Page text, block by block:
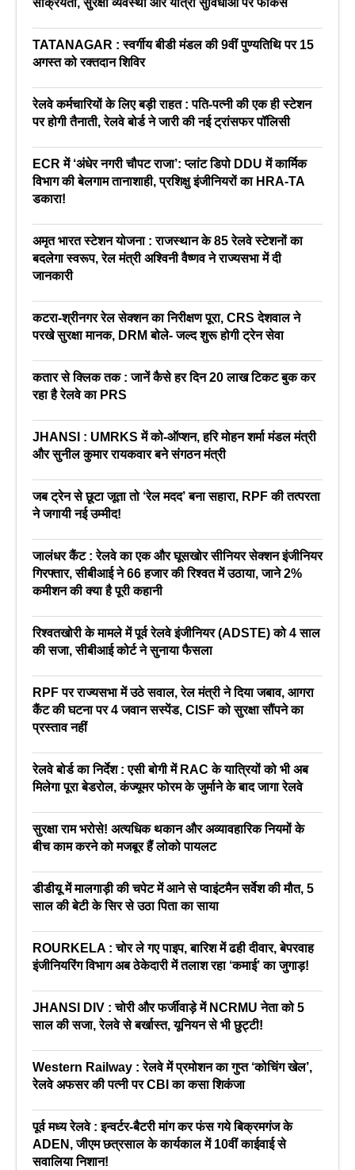
सक्रियता, सुरक्षा व्यवस्था और यात्री सुविधाओं पर फोकस
TATANAGAR : स्वर्गीय बीडी मंडल की 9वीं पुण्यतिथि पर 15
अगस्त को रक्तदान शिविर
रेलवे कर्मचारियों के लिए बड़ी राहत : पति-पत्नी की एक ही स्टेशन
पर होगी तैनाती, रेलवे बोर्ड ने जारी की नई ट्रांसफर पॉलिसी
ECR में ‘अंधेर नगरी चौपट राजा’: प्लांट डिपो DDU में कार्मिक
विभाग की बेलगाम तानाशाही, प्रशिक्षु इंजीनियरों का HRA-TA
डकारा!
अमृत भारत स्टेशन योजना : राजस्थान के 85 रेलवे स्टेशनों का
बदलेगा स्वरूप, रेल मंत्री अश्विनी वैष्णव ने राज्यसभा में दी
जानकारी
कटरा-श्रीनगर रेल सेक्शन का निरीक्षण पूरा, CRS देशवाल ने
परखे सुरक्षा मानक, DRM बोले- जल्द शुरू होगी ट्रेन सेवा
कतार से क्लिक तक : जानें कैसे हर दिन 20 लाख टिकट बुक कर
रहा है रेलवे का PRS
JHANSI : UMRKS में को-ऑप्शन, हरि मोहन शर्मा मंडल मंत्री
और सुनील कुमार रायकवार बने संगठन मंत्री
जब ट्रेन से छूटा जूता तो ‘रेल मदद’ बना सहारा, RPF की तत्परता
ने जगायी नई उम्मीद!
जालंधर कैंट : रेलवे का एक और घूसखोर सीनियर सेक्शन इंजीनियर
गिरफ्तार, सीबीआई ने 66 हजार की रिश्वत में उठाया, जाने 2%
कमीशन की क्या है पूरी कहानी
रिश्वतखोरी के मामले में पूर्व रेलवे इंजीनियर (ADSTE) को 4 साल
की सजा, सीबीआई कोर्ट ने सुनाया फैसला
RPF पर राज्यसभा में उठे सवाल, रेल मंत्री ने दिया जबाव, आगरा
कैंट की घटना पर 4 जवान सस्पेंड, CISF को सुरक्षा सौंपने का
प्रस्ताव नहीं
रेलवे बोर्ड का निर्देश : एसी बोगी में RAC के यात्रियों को भी अब
मिलेगा पूरा बेडरोल, कंज्यूमर फोरम के जुर्माने के बाद जागा रेलवे
सुरक्षा राम भरोसे! अत्यधिक थकान और अव्यावहारिक नियमों के
बीच काम करने को मजबूर हैं लोको पायलट
डीडीयू में मालगाड़ी की चपेट में आने से प्वाइंटमैन सर्वेश की मौत, 5
साल की बेटी के सिर से उठा पिता का साया
ROURKELA : चोर ले गए पाइप, बारिश में ढही दीवार, बेपरवाह
इंजीनियरिंग विभाग अब ठेकेदारी में तलाश रहा ‘कमाई’ का जुगाड़!
JHANSI DIV : चोरी और फर्जीवाड़े में NCRMU नेता को 5
साल की सजा, रेलवे से बर्खास्त, यूनियन से भी छुट्टी!
Western Railway : रेलवे में प्रमोशन का गुप्त ‘कोचिंग खेल’,
रेलवे अफसर की पत्नी पर CBI का कसा शिकंजा
पूर्व मध्य रेलवे : इन्वर्टर-बैटरी मांग कर फंस गये बिक्रमगंज के
ADEN, जीएम छत्रसाल के कार्यकाल में 10वीं काईवाई से
सवालिया निशान!